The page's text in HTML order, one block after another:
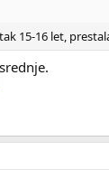
15-16 let,